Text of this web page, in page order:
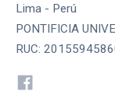
Lima - Perú
PONTIFICIA
RUC: